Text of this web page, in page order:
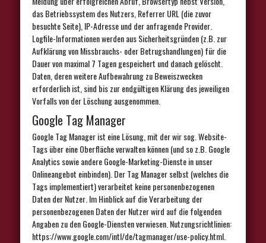
das Betriebssystem des Nutzers, Referrer URL (die zuvor
besuchte Seite), IP-Adresse und der anfragende Provider.
Logfile-Informationen werden aus Sicherheitsgründen (z.B. zur
Aufklärung von Missbrauchs- oder Betrugshandlungen) für die
Dauer von maximal 7 Tagen gespeichert und danach gelöscht.
Daten, deren weitere Aufbewahrung zu Beweiszwecken
erforderlich ist, sind bis zur endgültigen Klärung des jeweiligen
Vorfalls von der Löschung ausgenommen.
Google Tag Manager
Google Tag Manager ist eine Lösung, mit der wir sog. Website-
Tags über eine Oberfläche verwalten können (und so z.B. Google
Analytics sowie andere Google-Marketing-Dienste in unser
Onlineangebot einbinden). Der Tag Manager selbst (welches die
Tags implementiert) verarbeitet keine personenbezogenen
Daten der Nutzer. Im Hinblick auf die Verarbeitung der
personenbezogenen Daten der Nutzer wird auf die folgenden
Angaben zu den Google-Diensten verwiesen. Nutzungsrichtlinien:
https://www.google.com/intl/de/tagmanager/use-policy.html.